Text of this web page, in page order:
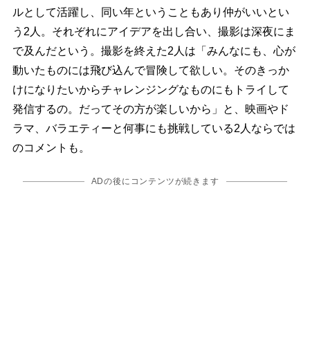
ルとして活躍し、同い年ということもあり仲がいいとい
う2人。それぞれにアイデアを出し合い、撮影は深夜にま
で及んだという。撮影を終えた2人は「みんなにも、心が
動いたものには飛び込んで冒険して欲しい。そのきっか
けになりたいからチャレンジングなものにもトライして
発信するの。だってその方が楽しいから」と、映画やド
ラマ、バラエティーと何事にも挑戦している2人ならでは
のコメントも。
ADの後にコンテンツが続きます